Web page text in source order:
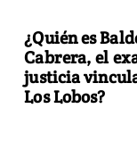
¿Quién es
Cabrera, el
justicia
Los Lobos?